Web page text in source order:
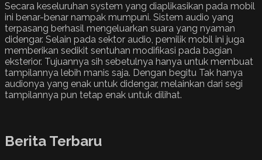
Secara keseluruhan system yang diaplikasikan pada mobil
ini benar-benar nampak mumpuni. Sistem audio yang
terpasang berhasil mengeluarkan suara yang nyaman
didengar. Selain pada sektor audio, pemilik mobil ini juga
memberikan sedikit sentuhan modifikasi pada bagian
eksterior. Tujuannya sih sebetulnya hanya untuk membuat
tampilannya lebih manis saja. Dengan begitu Tak hanya
audionya yang enak untuk didengar, melainkan dari segi
tampilannya pun tetap enak untuk dilihat.
Berita Terbaru